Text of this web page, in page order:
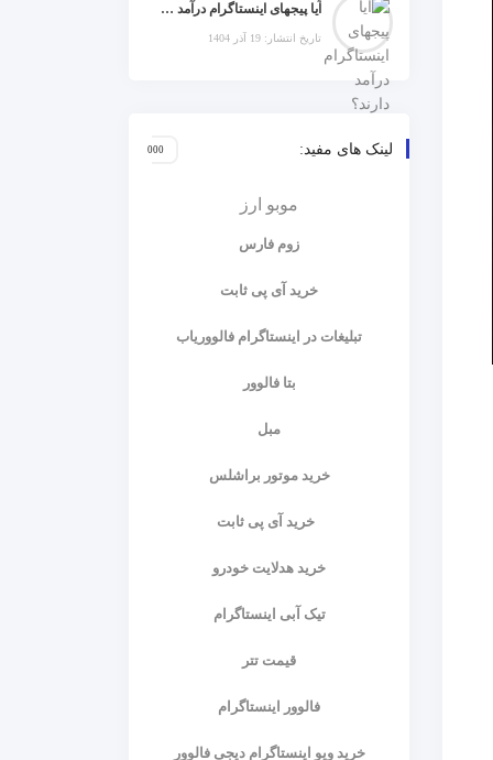
آیا پیجهای اینستاگرام درآمد دارند؟ راز موفقیت با استراتژی هوشمندانه
تاریخ انتشار: 19 آذر 1404
لینک های مفید:
موبو ارز
زوم فارس
خرید آی پی ثابت
تبلیغات در اینستاگرام فالووریاب
بتا فالوور
مبل
خرید موتور براشلس
خرید آی پی ثابت
خرید هدلایت خودرو
تیک آبی اینستاگرام
قیمت تتر
فالوور اینستاگرام
خرید ویو اینستاگرام دیجی فالوور